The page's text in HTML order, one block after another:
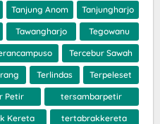
Tanjung Anom Tanjungharjo
Tawangharjo Tegowanu
Tercebur Sawah
Terlindas Terpeleset
Petir tersambarpetir
Kereta tertabrakkereta